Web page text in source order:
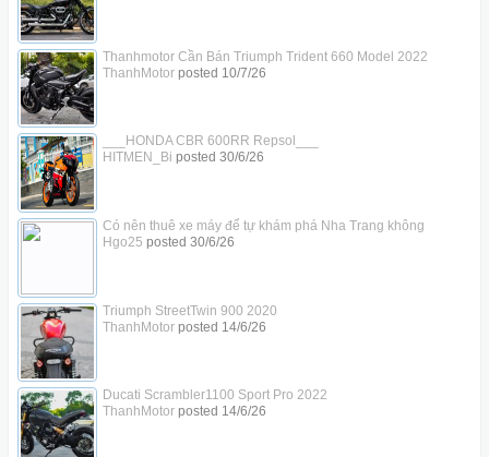
Thanhmotor Cần Bán Triumph Trident 660 Model 2022
ThanhMotorposted 10/7/26
___HONDA CBR 600RR Repsol___
HITMEN_Bi posted 30/6/26
Có nên thuê xe máy để tự khám phá Nha Trang không
Hgo25 posted 30/6/26
Triumph StreetTwin 900 2020
ThanhMotorposted 14/6/26
Ducati Scrambler1100 Sport Pro 2022
ThanhMotorposted 14/6/26